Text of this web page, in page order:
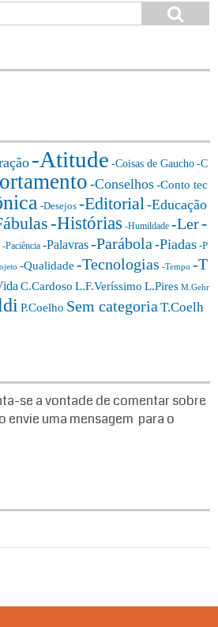
e
h
-Atitude -Coisas de Gaucho -C
-Conselhos-Conto tec
-Desejos -Editorial-Educação
-Histórias -Humildade -Ler-
-Paciência -Palavras-Parábola -Piadas -P
-Qualidade -Tecnologias -Tempo -T
C.Cardoso L.F.Veríssimo L.Pires M.Gehr
P.Coelho Sem categoria T.Coelh
se a vontade de comentar sobre
envie uma mensagem para o